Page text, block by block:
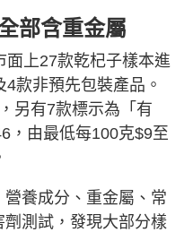
部含重金屬
面上27款乾杞子樣本進
款非預先包裝產品。
另有7款標示為「有
，由最低每100克$9至
養成分、重金屬、常
測試，發現大部分樣